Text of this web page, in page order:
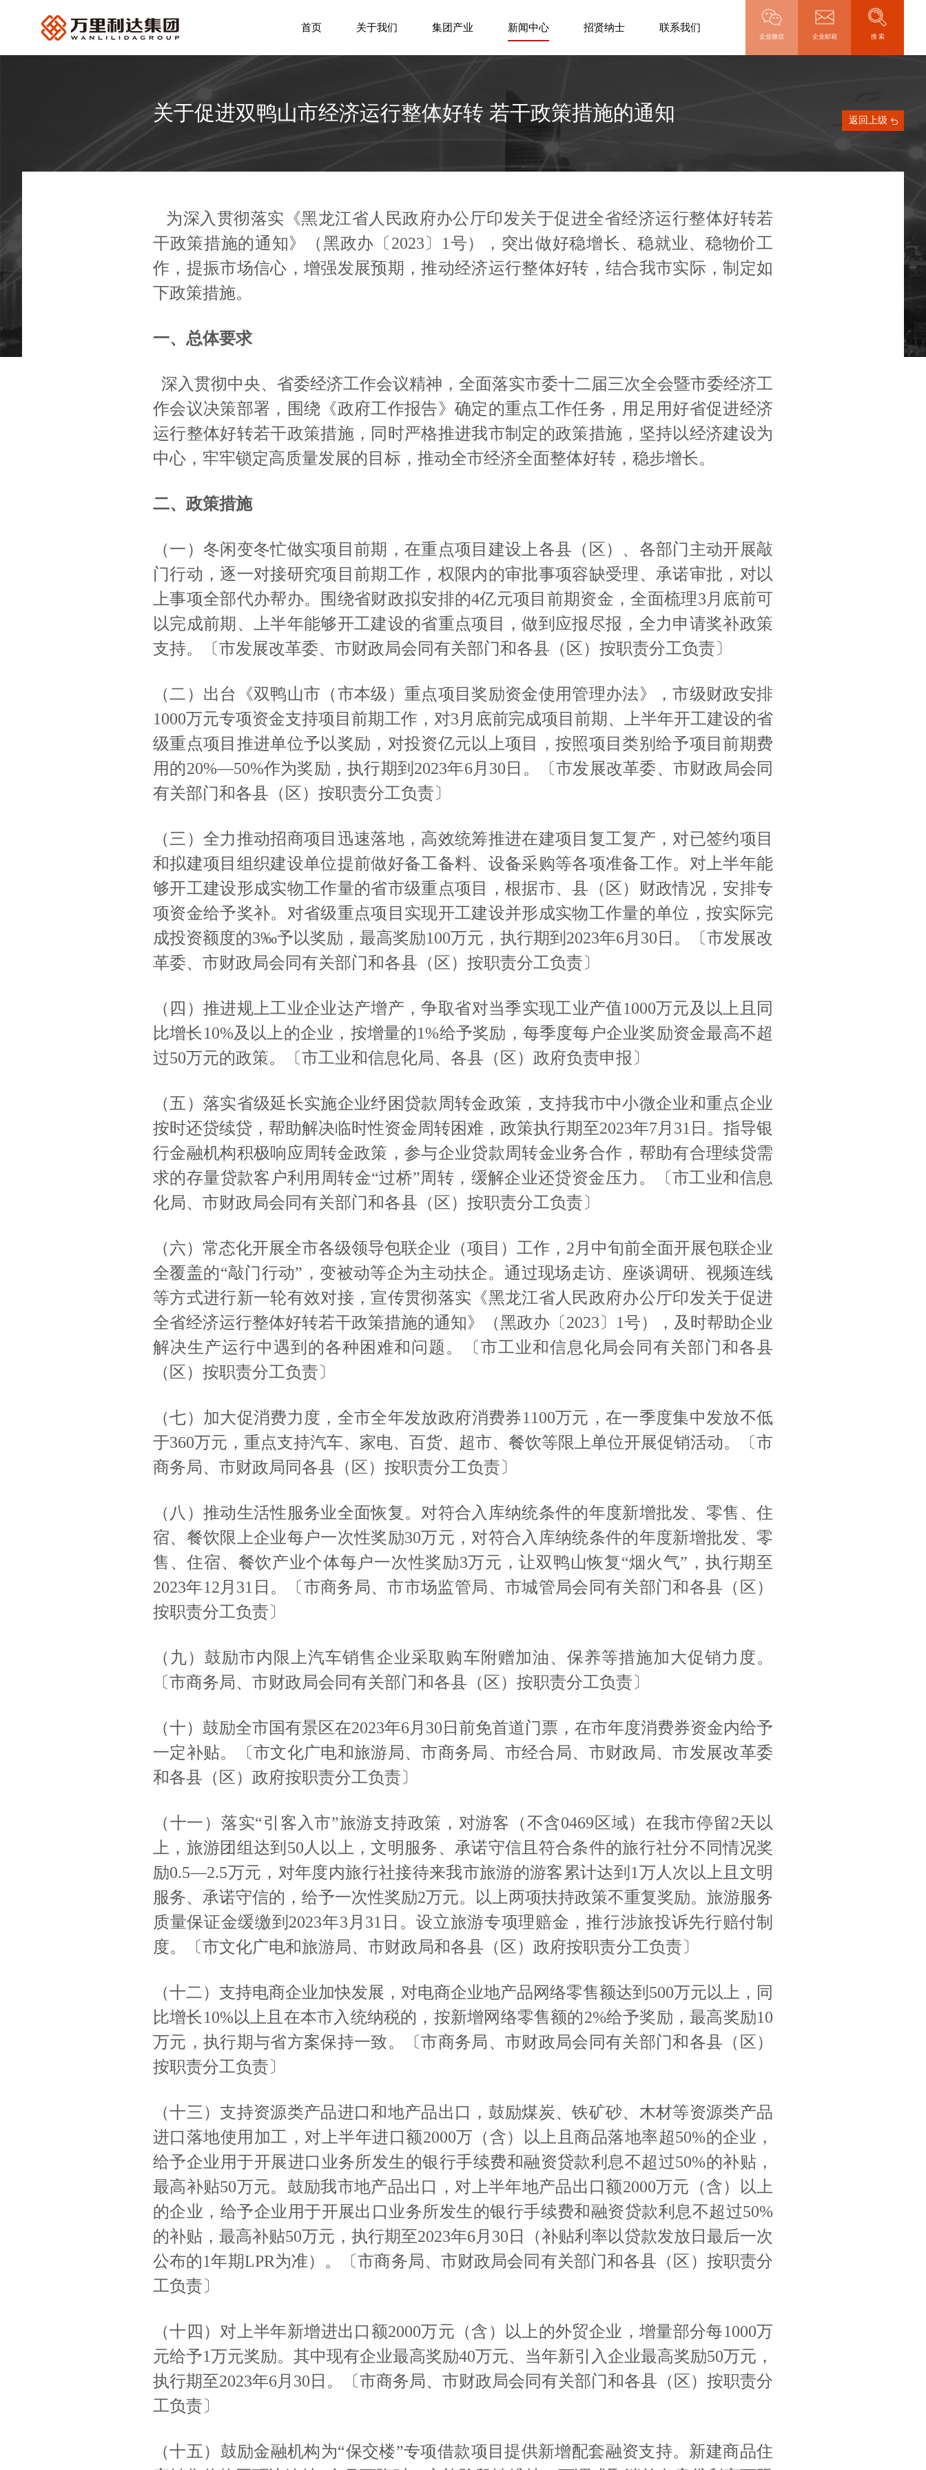
企业微信 企业邮箱 搜 索
联系我们
招贤纳士
新闻中心
集团产业
关于我们
首页
关于促进双鸭山市经济运行整体好转 若干政策措施的通知
为深入贯彻落实《黑龙江省人民政府办公厅印发关于促进全省经济运行整体好转若
干政策措施的通知》（黑政办〔 2023〕1号），突出做好稳增长、稳就业、稳物价工
作 ，提振市场信心，增强发展预期，推动经济运行整体好转，结合我市实际，制定如
下政策措施。
一、总体要求
深入贯彻中央、省委经济工作会议精神，全面落实市委十二届三次全会暨市委经济工
作会议决策部署，围绕《政府工作报告》确定的重点工作任务，用足用好省促进经济
运行整体好转若干政策措施，同时严格推进我市制定的政策措施，坚持以经济建设为
中心，牢牢锁定高质量发展的目标，推动全市经济全面整体好转，稳步增长。
二、政策措施
（一）冬闲变冬忙做实项目前期，在重点项目建设上各县（区）、各部门主动开展敲
门行动，逐一对接研究项目前期工作，权限内的审批事项容缺受理、承诺审批，对以
上事项全部代办帮办。围绕省财政拟安排的4亿元项目前期资金，全面梳理3月底前可
以完成前期、上半年能够开工建设的省重点项目，做到应报尽报，全力申请奖补政策
支持。〔市发展改革委、市财政局会同有关部门和各县（区）按职责分工负责〕
（二）出台《双鸭山市（市本级）重点项目奖励资金使用管理办法》，市级财政安排
1000万元专项资金支持项目前期工作，对3月底前完成项目前期、上半年开工建设的省
级重点项目推进单位予以奖励，对投资亿元以上项目，按照项目类别给予项目前期费
用的20%—50%作为奖励，执行期到2023年6月30日。〔市发展改革委、市财政局会同
有关部门和各县（区）按职责分工负责〕
（三）全力推动招商项目迅速落地，高效统筹推进在建项目复工复产，对已签约项目
和拟建项目组织建设单位提前做好备工备料、设备采购等各项准备工作。对上半年能
够开工建设形成实物工作量的省市级重点项目，根据市、县（区）财政情况，安排专
项资金给予奖补。对省级重点项目实现开工建设并形成实物工作量的单位，按实际完
成投资额度的3‰予以奖励，最高奖励100万元，执行期到2023年6月30日。〔市发展改
革委、市财政局会同有关部门和各县（区）按职责分工负责〕
（四）推进规上工业企业达产增产，争取省对当季实现工业产值1000万元及以上且同
比增长10%及以上的企业，按增量的1%给予奖励，每季度每户企业奖励资金最高不超
过50万元的政策。〔市工业和信息化局、各县（区）政府负责申报〕
（五）落实省级延长实施企业纾困贷款周转金政策，支持我市中小微企业和重点企业
按时还贷续贷，帮助解决临时性资金周转困难，政策执行期至2023年7月31日。指导银
行金融机构积极响应周转金政策，参与企业贷款周转金业务合作，帮助有合理续贷需
求的存量贷款客户利用周转金“过桥”周转，缓解企业还贷资金压力。〔市工业和信息
化局、市财政局会同有关部门和各县（区）按职责分工负责〕
（六）常态化开展全市各级领导包联企业（项目）工作， 2月中旬前全面开展包联企业
全覆盖的“敲门行动”，变被动等企为主动扶企。通过现场走访、座谈调研、视频连线
等方式进行新一轮有效对接，宣传贯彻落实《黑龙江省人民政府办公厅印发关于促进
全省经济运行整体好转若干政策措施的通知》（黑政办〔2023〕1号），及时帮助企业
解决生产运行中遇到的各种困难和问题。〔市工业和信息化局会同有关部门和各县
（区）按职责分工负责〕
（七）加大促消费力度，全市全年发放政府消费券1100万元，在一季度集中发放不低
于360万元，重点支持汽车、家电、百货、超市、餐饮等限上单位开展促销活动。〔市
商务局、市财政局同各县（区）按职责分工负责〕
（八）推动生活性服务业全面恢复。对符合入库纳统条件的年度新增批发、零售、住
宿、餐饮限上企业每户一次性奖励30万元，对符合入库纳统条件的年度新增批发、零
售、住宿、餐饮产业个体每户一次性奖励3万元，让双鸭山恢复“烟火气”，执行期至
2023年12月31日。〔市商务局、市市场监管局、市城管局会同有关部门和各县（区）
按职责分工负责〕
（九）鼓励市内限上汽车销售企业采取购车附赠加油、保养等措施加大促销力度。
〔市商务局、市财政局会同有关部门和各县（区）按职责分工负责〕
（十）鼓励全市国有景区在2023年6月30日前免首道门票，在市年度消费券资金内给予
一定补贴。〔市文化广电和旅游局、市商务局、市经合局、市财政局、市发展改革委
和各县（区）政府按职责分工负责〕
（十一）落实“引客入市”旅游支持政策，对游客（不含0469区域）在我市停留2天以
上，旅游团组达到50人以上，文明服务、承诺守信且符合条件的旅行社分不同情况奖
励0.5—2.5万元，对年度内旅行社接待来我市旅游的游客累计达到1万人次以上且文明
服务、承诺守信的，给予一次性奖励2万元。以上两项扶持政策不重复奖励。旅游服务
质量保证金缓缴到2023年3月31日。设立旅游专项理赔金，推行涉旅投诉先行赔付制
度。〔市文化广电和旅游局、市财政局和各县（区）政府按职责分工负责〕
（十二）支持电商企业加快发展，对电商企业地产品网络零售额达到 500万元以上，同
比增长10%以上且在本市入统纳税的，按新增网络零售额的2%给予奖励，最高奖励10
万元，执行期与省方案保持一致。〔市商务局、市财政局会同有关部门和各县（区）
按职责分工负责〕
（十三）支持资源类产品进口和地产品出口，鼓励煤炭、铁矿砂、木材等资源类产品
进口落地使用加工，对上半年进口额2000万（含）以上且商品落地率超50%的企业，
给予企业用于开展进口业务所发生的银行手续费和融资贷款利息不超过50%的补贴，
最高补贴50万元。鼓励我市地产品出口，对上半年地产品出口额2000万元（含）以上
的企业，给予企业用于开展出口业务所发生的银行手续费和融资贷款利息不超过50%
的补贴，最高补贴50万元，执行期至2023年6月30日（补贴利率以贷款发放日最后一次
公布的1年期LPR为准）。〔市商务局、市财政局会同有关部门和各县（区）按职责分
工负责〕
（十四）对上半年新增进出口额2000万元（含）以上的外贸企业，增量部分每1000万
元给予1万元奖励。其中现有企业最高奖励40万元、当年新引入企业最高奖励50万元，
执行期至2023年6月30日。〔市商务局、市财政局会同有关部门和各县（区）按职责分
工负责〕
（十五）鼓励金融机构为“保交楼”专项借款项目提供新增配套融资支持。新建商品住
返回上级